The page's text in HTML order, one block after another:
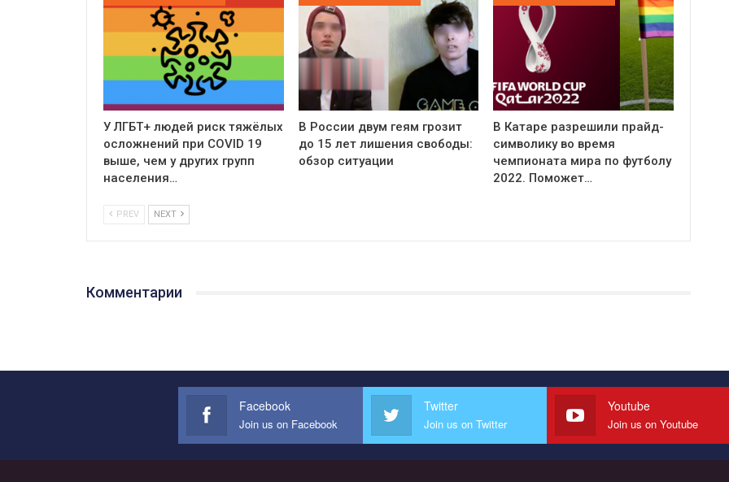
У ЛГБТ+ людей риск тяжёлых
осложнений при COVID 19
выше, чем у других групп
населения…
В России двум геям грозит
до 15 лет лишения свободы:
обзор ситуации
В Катаре разрешили прайд-
символику во время
чемпионата мира по футболу
2022. Поможет…
PREV NEXT
Комментарии
Facebook
Join us on Facebook
Twitter
Join us on Twitter
Youtube
Join us on Youtube